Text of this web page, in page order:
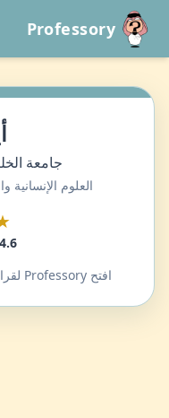
Professory
جامعة
العلوم الإنسانية
4.6 من 5 · 5 تقييم
افتح Professory لقراءة كل التقييمات ومشاركة تجربتك